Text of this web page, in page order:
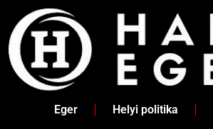
content
Eger Helyi politika